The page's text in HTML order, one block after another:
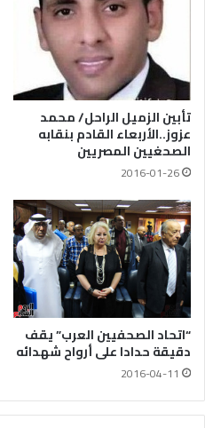
تأبين الزميل الراحل/ محمد
عزوز..الأربعاء القادم بنقابه
الصحغيين المصريين
2016-01-26
“اتحاد الصحفيين العرب” يقف
دقيقة حدادا على أرواح شهدائه
2016-04-11